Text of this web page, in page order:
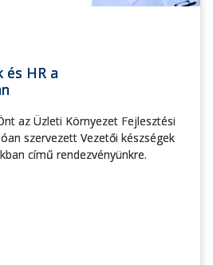
és HR a
az Üzleti Környezet Fejlesztési
szervezett Vezetői készségek
című rendezvényünkre.